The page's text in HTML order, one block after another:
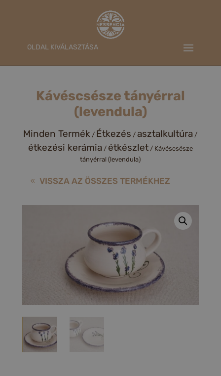
OLDAL KIVÁLASZTÁSA
Kávéscsésze tányérral
(levendula)
Minden Termék / Étkezés /asztalkultúra /
étkezési kerámia / étkészlet/ Kávéscsésze
tányérral (levendula)
VISSZA AZ ÖSSZES TERMÉKHEZ